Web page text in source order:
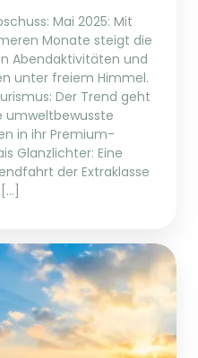
Mai 2025: Mit
Monate steigt die
Abendaktivitäten und
unter freiem Himmel.
Der Trend geht
umweltbewusste
in ihr Premium-
Glanzlichter: Eine
der Extraklasse